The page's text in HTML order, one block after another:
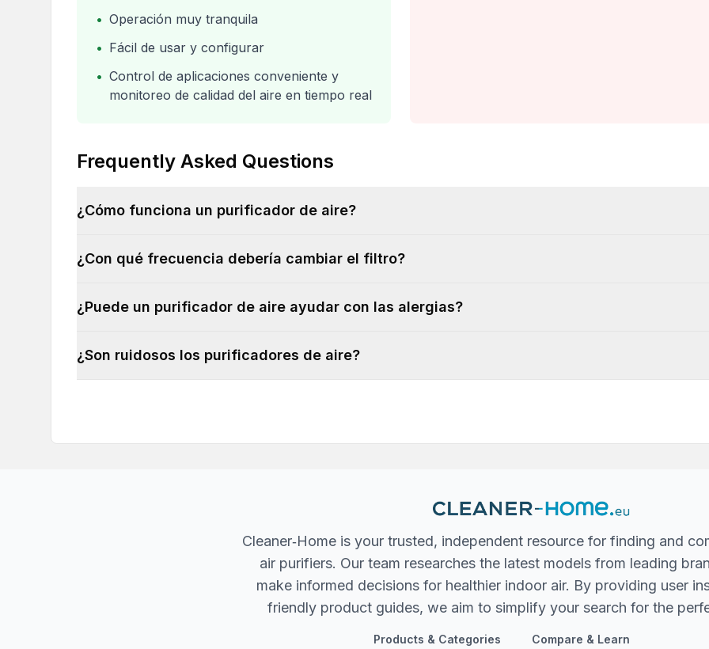
• Operación muy tranquila
• Fácil de usar y configurar
• Control de aplicaciones conveniente y
monitoreo de calidad del aire en tiempo real
Frequently Asked Questions
¿Cómo funciona un purificador de aire?
¿Con qué frecuencia debería cambiar el filtro?
¿Puede un purificador de aire ayudar con las alergias?
¿Son ruidosos los purificadores de aire?
Cleaner‐Home is your trusted, independent resource for finding and
air purifiers. Our team researches the latest models from leading
make informed decisions for healthier indoor air. By providing user
friendly product guides, we aim to simplify your search for the
Products & Categories
Compare & Learn